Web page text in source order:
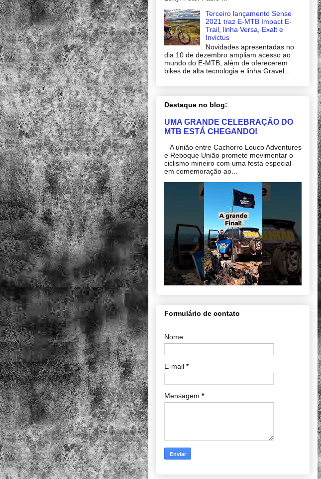
Terceiro lançamento Sense
2021 traz E-MTB Impact E-
Trail, linha Versa, Exalt e
Invictus
Novidades apresentadas no
dia 10 de dezembro ampliam acesso ao
mundo do E-MTB, além de oferecerem
bikes de alta tecnologia e linha Gravel...
Destaque no blog:
UMA GRANDE CELEBRAÇÃO DO
MTB ESTÁ CHEGANDO!
A união entre Cachorro Louco Adventures
e Reboque União promete movimentar o
ciclismo mineiro com uma festa especial
em comemoração ao...
Formulário de contato
Nome
E-mail *
Mensagem *